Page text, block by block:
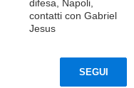
difesa, Napoli,
contatti con Gabriel
Jesus
SEGUI